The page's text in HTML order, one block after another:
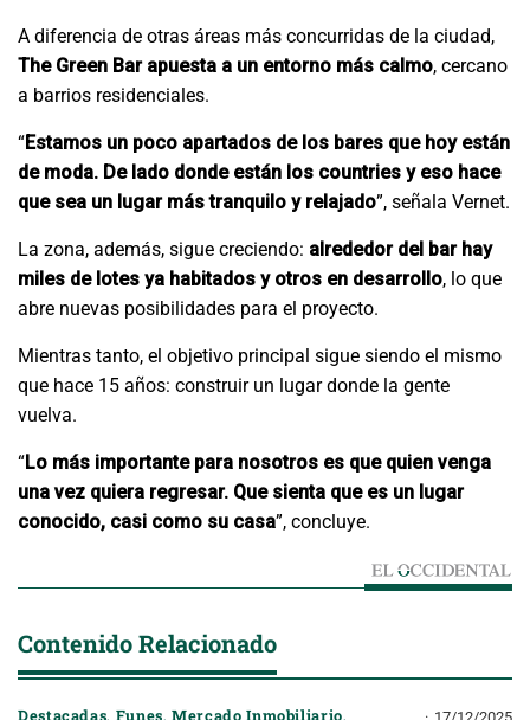
A diferencia de otras áreas más concurridas de la ciudad,
The Green Bar apuesta a un entorno más calmo, cercano
a barrios residenciales.
“Estamos un poco apartados de los bares que hoy están
de moda. De lado donde están los countries y eso hace
que sea un lugar más tranquilo y relajado”, señala Vernet.
La zona, además, sigue creciendo: alrededor del bar hay
miles de lotes ya habitados y otros en desarrollo, lo que
abre nuevas posibilidades para el proyecto.
Mientras tanto, el objetivo principal sigue siendo el mismo
que hace 15 años: construir un lugar donde la gente
vuelva.
“Lo más importante para nosotros es que quien venga
una vez quiera regresar. Que sienta que es un lugar
conocido, casi como su casa”, concluye.
Contenido Relacionado
Destacadas, Funes,Mercado Inmobiliario,